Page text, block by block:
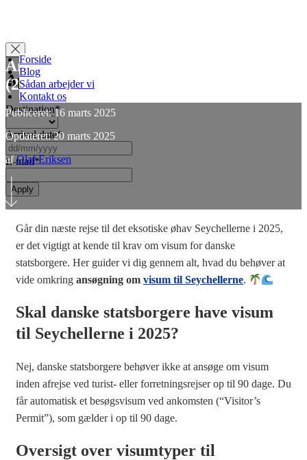
Forside
Blog
Sådan arbejder vi
Kontakt os
Apply for Visa
Destination*
Arrival date*
slash
MM
slash
E-mail*
Ansøgning om visum til Seychellerne
(2025)
Publiceret: 16 marts 2025
Opdateret: 20 marts 2025
afOlaf Eriksen
Går din næste rejse til det eksotiske øhav Seychellerne i 2025,
er det vigtigt at kende til krav om visum for danske
statsborgere. Her guider vi dig gennem alt, hvad du behøver at
vide omkring ansøgning om visum til Seychellerne.
Skal danske statsborgere have visum
til Seychellerne i 2025?
Nej, danske statsborgere behøver ikke at ansøge om visum
inden afrejse ved turist- eller forretningsrejser op til 90 dage. Du
får automatisk et besøgsvisum ved ankomsten (“Visitor’s
Permit”), som gælder i op til 90 dage.
Oversigt over visumtyper til